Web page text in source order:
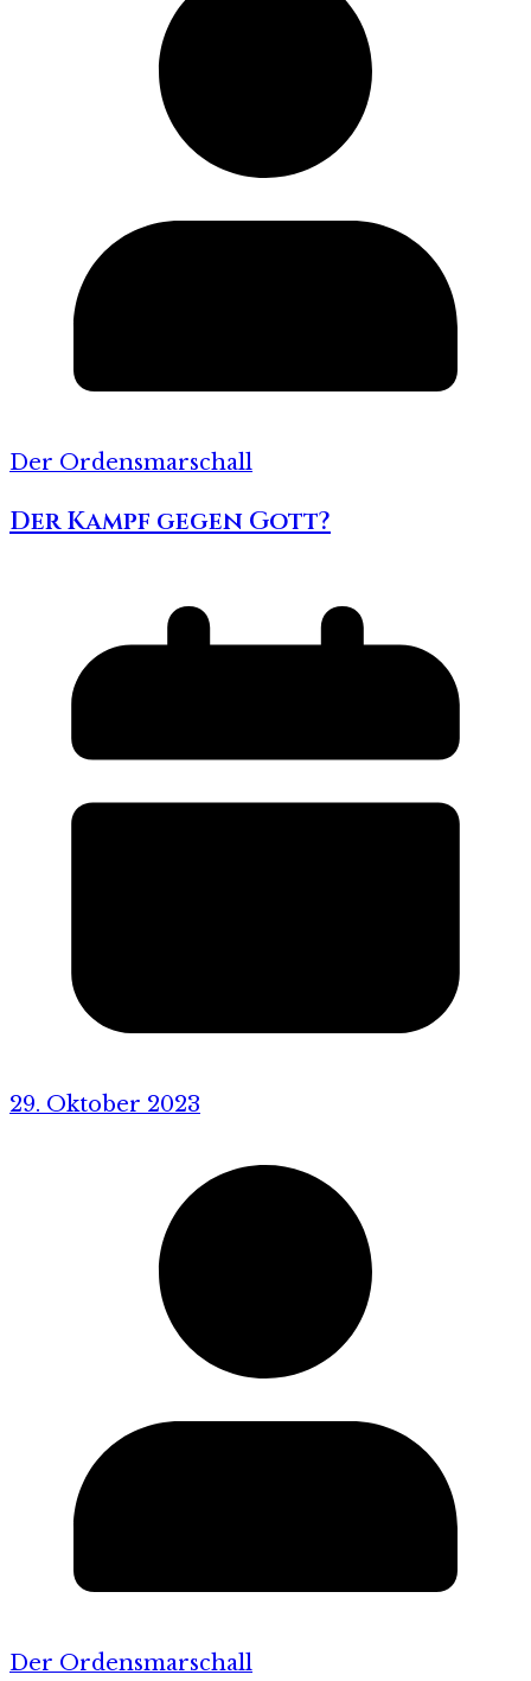
Der Ordensmarschall
Der Kampf gegen Gott?
29. Oktober 2023
Der Ordensmarschall